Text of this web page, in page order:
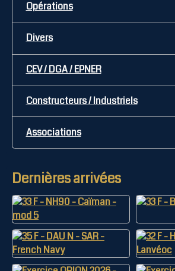
Opérations
Divers
CEV / DGA / EPNER
Constructeurs / Industriels
Associations
Dernières arrivées